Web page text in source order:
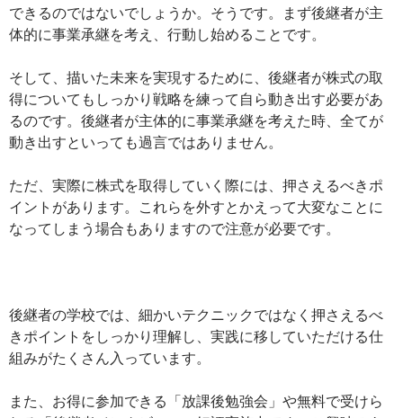
できるのではないでしょうか。そうです。まず後継者が主
体的に事業承継を考え、行動し始めることです。
そして、描いた未来を実現するために、後継者が株式の取
得についてもしっかり戦略を練って自ら動き出す必要があ
るのです。後継者が主体的に事業承継を考えた時、全てが
動き出すといっても過言ではありません。
ただ、実際に株式を取得していく際には、押さえるべきポ
イントがあります。これらを外すとかえって大変なことに
なってしまう場合もありますので注意が必要です。
後継者の学校では、細かいテクニックではなく押さえるべ
きポイントをしっかり理解し、実践に移していただける仕
組みがたくさん入っています。
また、お得に参加できる「放課後勉強会」や無料で受けら